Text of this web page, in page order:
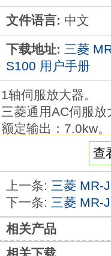
文件语言: 中文
下载地址: 三菱
S100 用户手册
1轴伺服放大器。
三菱通用AC伺服放
额定输出：7.0kw。
接口：SSCNETⅢ/
电源：三相
支持SSCNETⅢ/H
可组建使用高速串
可与伺服系统控制
的功能性能。
通过电机提升机械
查
上一条: 三菱 MR-
下一条: 三菱 MR-
相关产品